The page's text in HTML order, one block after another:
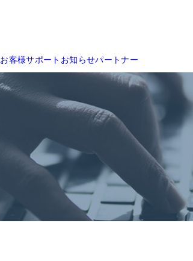
お客様サポート お知らせパートナー